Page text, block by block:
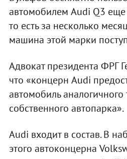
автомобилем Audi Q3 еще
то есть за несколько
машина этой марки
Адвокат президента ФРГ
что «концерн Audi
автомобиль аналогичного
собственного автопарка».
Audi входит в состав. В
этого автоконцерна